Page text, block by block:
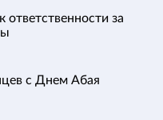
ответственности за
с Днем Абая